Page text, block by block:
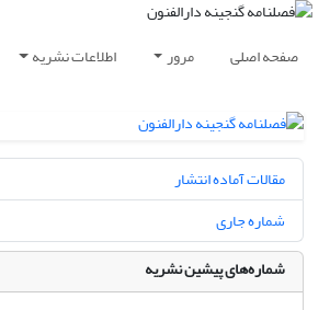
صفحه اصلی مرور اطلاعات نشریه
مقالات آماده انتشار
شماره جاری
شماره‌های پیشین نشریه